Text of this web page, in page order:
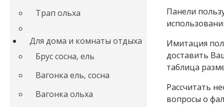
Трап ольха
Для дома и комнаты отдыха
Брус сосна, ель
Вагонка ель, сосна
Вагонка ольха
Панели
Имитация
доставить
таблица
Рассчитать
вопросы о